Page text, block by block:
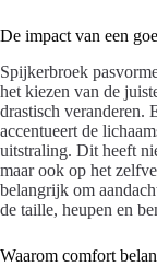
De impact van een
Spijkerbroek
het kiezen van de
drastisch veranderen.
accentueert de
uitstraling. Dit heeft
maar ook op het
belangrijk om
de taille, heupen en
Waarom comfort